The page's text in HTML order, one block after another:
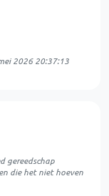
2026 20:37:13
gereedschap
die het niet hoeven